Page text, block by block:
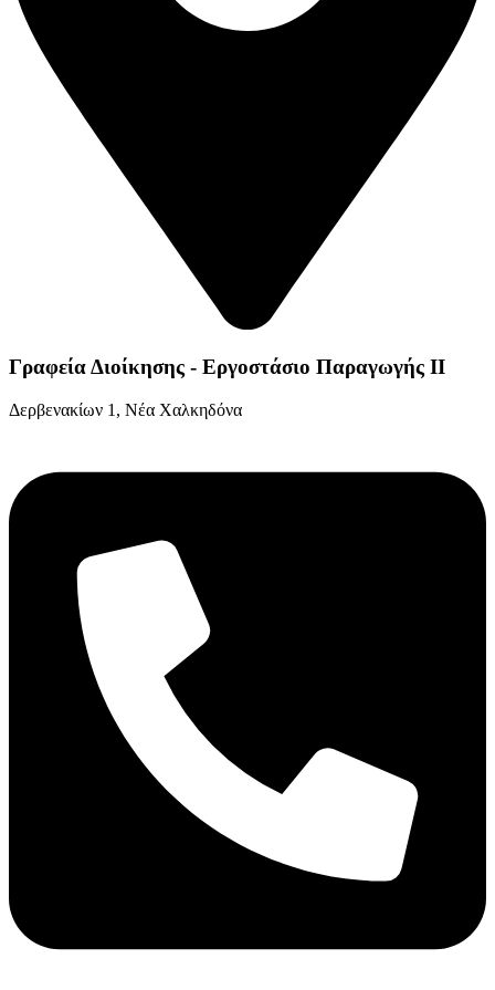
Γραφεία Διοίκησης - Εργοστάσιο Παραγωγής ΙΙ
Δερβενακίων 1, Νέα Χαλκηδόνα